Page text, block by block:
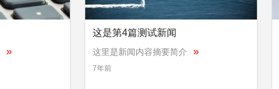
»
这是第4篇测试新闻
这里是新闻内容摘要简介 »
7年前